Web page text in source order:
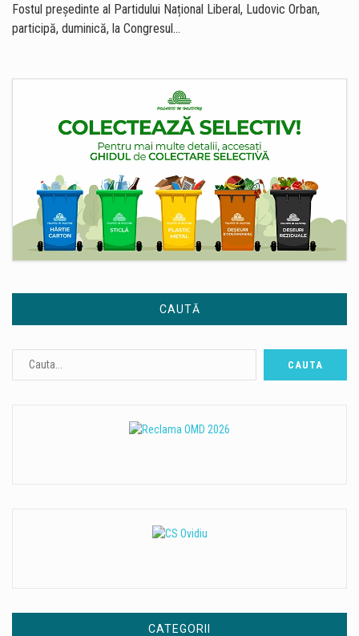
Fostul președinte al Partidului Național Liberal, Ludovic Orban,
participă, duminică, la Congresul…
CAUTĂ
CATEGORII